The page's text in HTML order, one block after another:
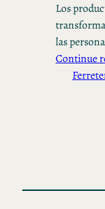
Los
las
Continue